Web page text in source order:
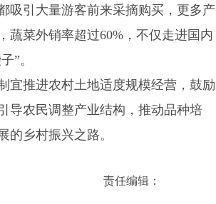
吸引大量游客前来采摘购买，更多产
蔬菜外销率超过60%，不仅走进国内
”。
宜推进农村土地适度规模经营，鼓励
导农民调整产业结构，推动品种培
的乡村振兴之路。
责任编辑：